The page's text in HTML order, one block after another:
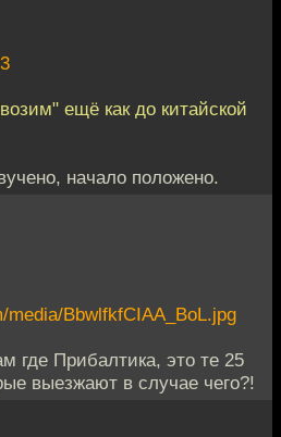
ещё как до китайской
начало положено.
BbwlfkfCIAA_BoL.jpg
где Прибалтика, это те 25
выезжают в случае чего?!